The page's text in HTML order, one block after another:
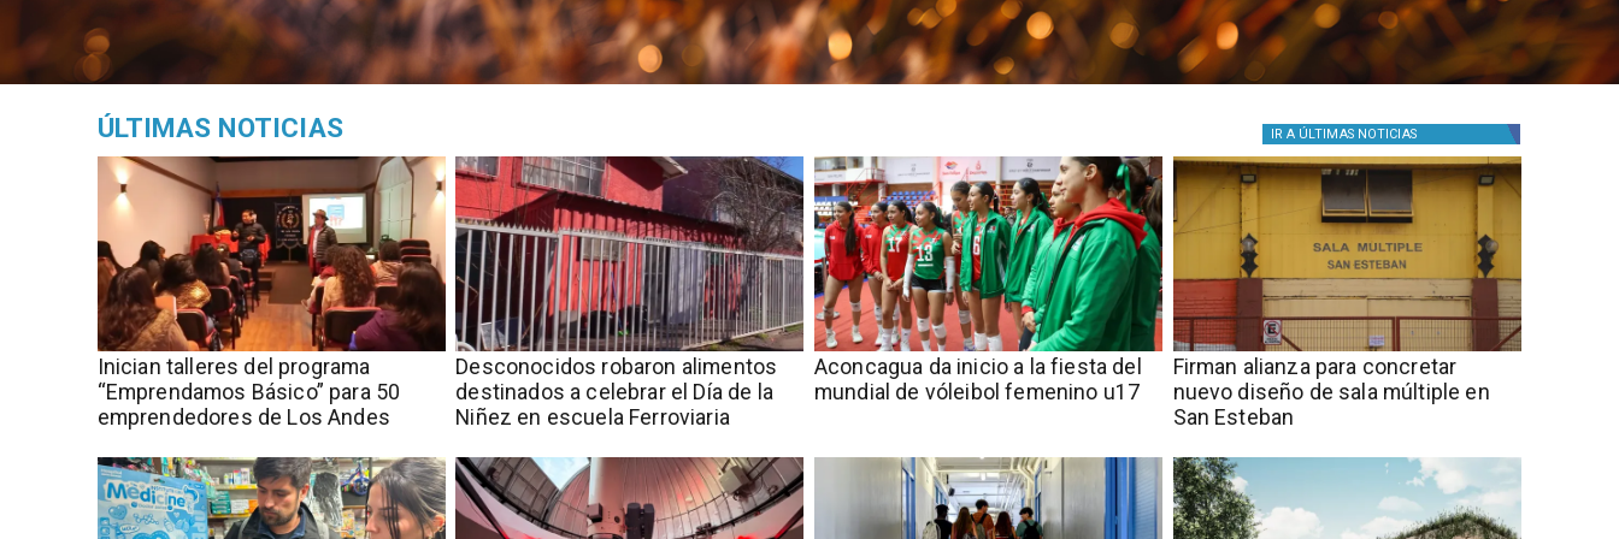
ÚLTIMAS NOTICIAS IR A ÚLTIMAS NOTICIAS
Inician talleres del programa
“Emprendamos Básico” para 50
emprendedores de Los Andes
Desconocidos robaron alimentos
destinados a celebrar el Día de la
Niñez en escuela Ferroviaria
Aconcagua da inicio a la fiesta del
mundial de vóleibol femenino u17
​​Firman alianza para concretar
nuevo diseño de sala múltiple en
San Esteban